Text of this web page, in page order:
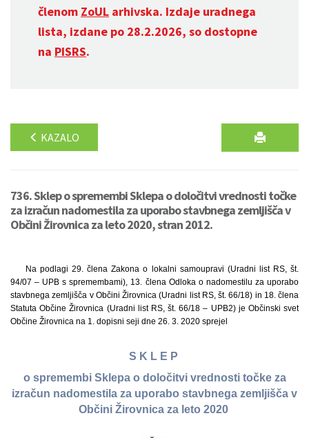
členom ZoUL arhivska. Izdaje uradnega
lista, izdane po 28.2.2026, so dostopne
na PISRS.
KAZALO
736. Sklep o spremembi Sklepa o določitvi vrednosti točke
za izračun nadomestila za uporabo stavbnega zemljišča v
Občini Žirovnica za leto 2020, stran 2012.
Na podlagi 29. člena Zakona o lokalni samoupravi (Uradni list RS, št.
94/07 – UPB s spremembami), 13. člena Odloka o nadomestilu za uporabo
stavbnega zemljišča v Občini Žirovnica (Uradni list RS, št. 66/18) in 18. člena
Statuta Občine Žirovnica (Uradni list RS, št. 66/18 – UPB2) je Občinski svet
Občine Žirovnica na 1. dopisni seji dne 26. 3. 2020 sprejel
S K L E P
o spremembi Sklepa o določitvi vrednosti točke za
izračun nadomestila za uporabo stavbnega zemljišča v
Občini Žirovnica za leto 2020